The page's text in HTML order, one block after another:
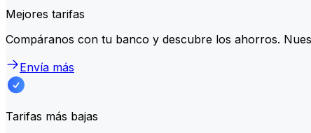
Mejores tarifas
Compáranos con tu banco y descubre los ahorros.
Envía más
Tarifas más bajas